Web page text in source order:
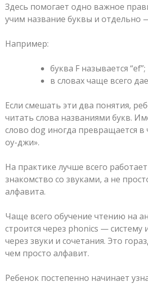
Здесь помогает одно важное
учим название буквы и отдельно
Например:
буква F называется “ef”;
в словах чаще всего
Если смешать эти два понятия,
читать слова названиями букв.
слово dog иногда превращается в
оу-джи».
На практике лучше всего
знакомство со звуками, а не
алфавита.
Чаще всего обучение чтению на
строится через phonics — систему
через звуки и сочетания. Это
чем просто алфавит.
Ребенок постепенно начинает